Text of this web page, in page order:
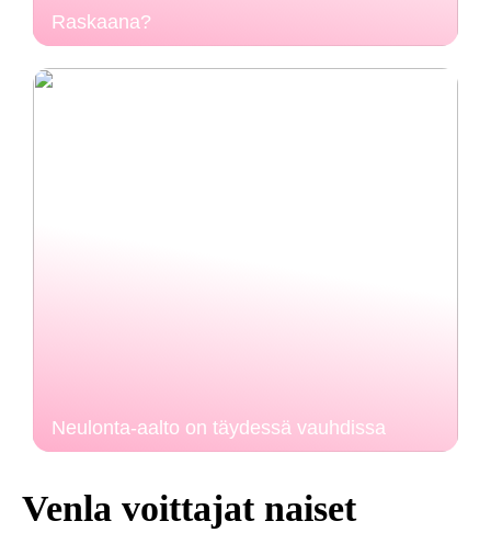
Raskaana?
Neulonta-aalto on täydessä vauhdissa
Venla voittajat naiset